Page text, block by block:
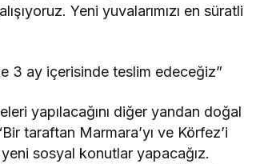
Yeni yuvalarımızı en süratli
3 ay içerisinde teslim edeceğiz”
yapılacağını diğer yandan doğal
taraftan Marmara’yı ve Körfez’i
sosyal konutlar yapacağız.